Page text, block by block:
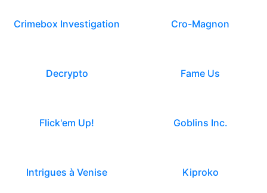
Crimebox Investigation Cro-Magnon
Decrypto Fame Us
Flick'em Up! Goblins Inc.
Intrigues à Venise Kiproko